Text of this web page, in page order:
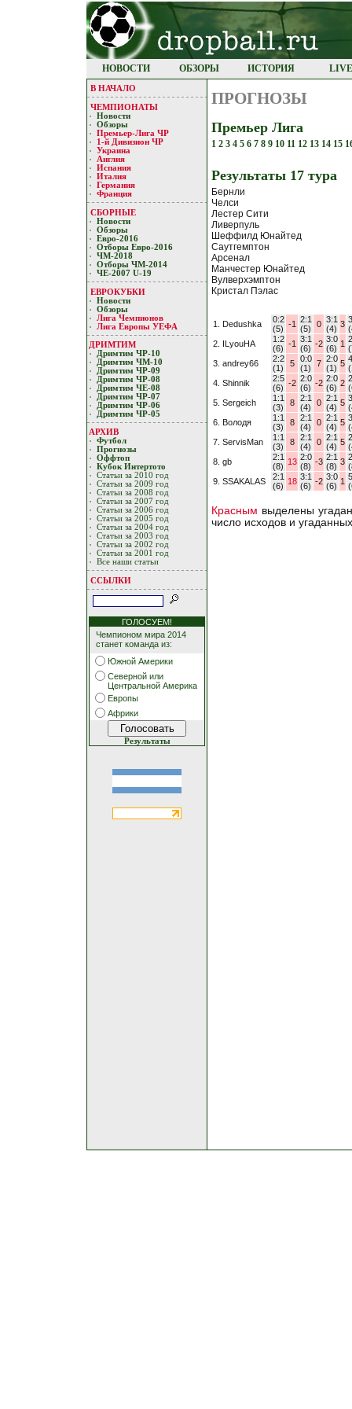
НОВОСТИ ОБЗОРЫ ИСТОРИЯ
В НАЧАЛО
ЧЕМПИОНАТЫ
Новости
Обзоры
Премьер-Лигa ЧР
1-й Дивизион ЧР
Украина
Англия
Испания
Италия
Германия
Франция
СБОРНЫЕ
Новости
Обзоры
Евро-2016
Отборы Евро-2016
ЧМ-2018
Отборы ЧМ-2014
ЧЕ-2007 U-19
ЕВРОКУБКИ
Новости
Обзоры
Лигa Чемпиoнoв
Лига Европы УЕФA
ДРИМТИМ
Дримтим ЧР-10
Дримтим ЧМ-10
Дримтим ЧР-09
Дримтим ЧР-08
Дримтим ЧЕ-08
Дримтим ЧР-07
Дримтим ЧР-06
Дримтим ЧР-05
АРХИВ
Футбол
Прогнозы
Оффтоп
Кубoк Интертoтo
Статьи за 2010 год
Статьи за 2009 год
Статьи за 2008 год
Статьи за 2007 год
Статьи за 2006 год
Статьи за 2005 год
Статьи за 2004 год
Статьи за 2003 год
Статьи за 2002 год
Статьи за 2001 год
Все наши статьи
ССЫЛКИ
ГОЛОСУЕМ!
Чемпионом мира 2014
станет команда из:
Южной Америки
Северной или
Центральной Америка
Европы
Африки
Результаты
ПРОГНОЗЫ
Премьер Лига
1 2 3 4 5 6 7 8 9 10 11 12 13 14 15
Результaты 17 турa
Бернли
Челси
Лестер Сити
Ливерпуль
Шеффилд Юнайтед
Саутгемптон
Арсенал
Манчестер Юнайтед
Вулверхэмптон
Кристал Пэлас
1. Dedushka
0:2
(5) -1 2:1
(5)
0 3:1
(4) 3
2. ILyouHA
1:2
(6) -1 3:1
(6) -2 3:0
(6) 1
3. andrey66
2:2
(1)
5
0:0
(1)
7 2:0
(1) 5
4. Shinnik
2:5
(6) -2 2:0
(6) -2 2:0
(6) 2
5. Sergeich
1:1
(3)
8
2:1
(4)
0 2:1
(4) 5
6. Володя
1:1
(3)
8
2:1
(4)
0 2:1
(4) 5
7. ServisMan
1:1
(3)
8
2:1
(4)
0 2:1
(4) 5
8. gb
2:1
(8) 13 2:0
(8) -3 2:1
(8) 3
9. SSAKALAS
2:1
(6) 18 3:1
(6) -2 3:0
(6) 1
Красным выделены
число исходов и